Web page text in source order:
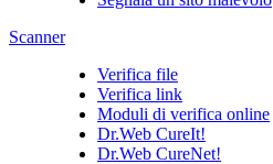
Scanner
Verifica file
Verifica link
Moduli di verifica online
Dr.Web CureIt!
Dr.Web CureNet!